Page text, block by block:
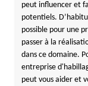
peut influencer et
potentiels.
possible pour une
passer à la
dans ce domaine.
entreprise
peut vous aider et